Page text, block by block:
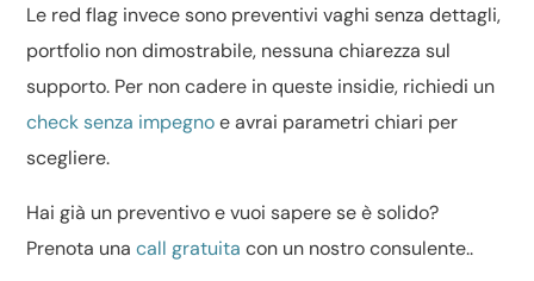
Le red flag invece sono preventivi vaghi senza dettagli,
portfolio non dimostrabile, nessuna chiarezza sul
supporto. Per non cadere in queste insidie, richiedi un
check senza impegnoe avrai parametri chiari per
scegliere.
Hai già un preventivo e vuoi sapere se è solido?
Prenota unacall gratuita con un nostro consulente..